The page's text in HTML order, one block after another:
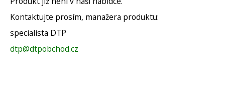
Kontaktujte prosím, manažera produktu:
specialista DTP
dtp@dtpobchod.cz